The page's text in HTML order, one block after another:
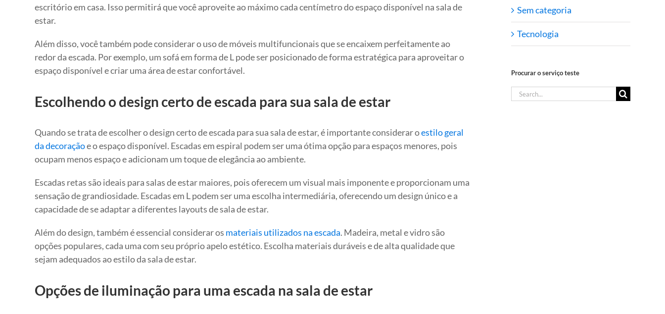
escritório em casa. Isso permitirá que você aproveite ao máximo cada centímetro do espaço disponível na sala de
estar.
Além disso, você também pode considerar o uso de móveis multifuncionais que se encaixem perfeitamente ao
redor da escada. Por exemplo, um sofá em forma de L pode ser posicionado de forma estratégica para aproveitar o
espaço disponível e criar uma área de estar confortável.
Escolhendo o design certo de escada para sua sala de estar
Quando se trata de escolher o design certo de escada para sua sala de estar, é importante considerar oestilo geral
da decoraçãoe o espaço disponível. Escadas em espiral podem ser uma ótima opção para espaços menores, pois
ocupam menos espaço e adicionam um toque de elegância ao ambiente.
Escadas retas são ideais para salas de estar maiores, pois oferecem um visual mais imponente e proporcionam uma
sensação de grandiosidade. Escadas em L podem ser uma escolha intermediária, oferecendo um design único e a
capacidade de se adaptar a diferentes layouts de sala de estar.
Além do design, também é essencial considerar os materiais utilizados na escada. Madeira, metal e vidro são
opções populares, cada uma com seu próprio apelo estético. Escolha materiais duráveis e de alta qualidade que
sejam adequados ao estilo da sala de estar.
Opções de iluminação para uma escada na sala de estar
Sem categoria
Tecnologia
Procurar o serviço teste
Search